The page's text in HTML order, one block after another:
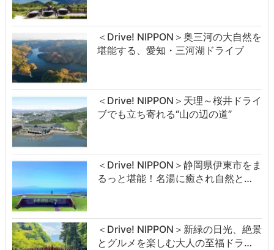
＜Drive! NIPPON＞奥三河の大自然を
堪能する、愛知・三河湖ドライブ
＜Drive! NIPPON＞天理～桜井ドライ
ブでも立ち寄れる“山の辺の道”
＜Drive! NIPPON＞静岡県伊東市をま
るっと堪能！名湯に癒され自然と…
＜Drive! NIPPON＞新緑の日光、絶景
とグルメを楽しむ大人の至福ドラ…